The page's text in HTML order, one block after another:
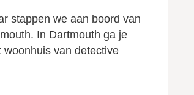
stappen we aan boord van
In Dartmouth ga je
van detective